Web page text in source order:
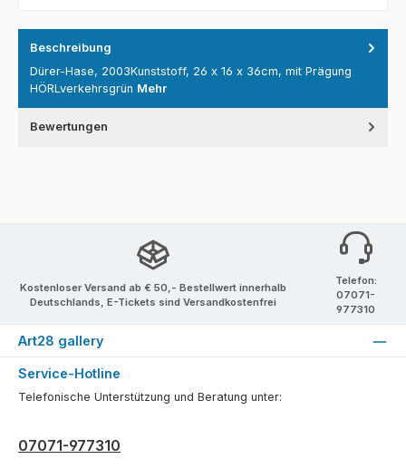
Beschreibung
Dürer-Hase, 2003Kunststoff, 26 x 16 x 36cm, mit Prägung
HÖRLverkehrsgrün Mehr
Bewertungen
Kostenloser Versand ab € 50,- Bestellwert innerhalb
Deutschlands, E-Tickets sind Versandkostenfrei
Telefon:
07071-
977310
Art28 gallery
Service-Hotline
Telefonische Unterstützung und Beratung unter:
07071-977310